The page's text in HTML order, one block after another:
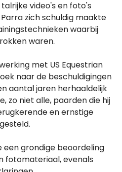
video's en foto's
zich schuldig maakte
waarbij
waren.
met US Equestrian
naar de beschuldigingen
aantal jaren herhaaldelijk
zo niet alle, paarden die hij
en ernstige
grondige beoordeling
fotomateriaal, evenals